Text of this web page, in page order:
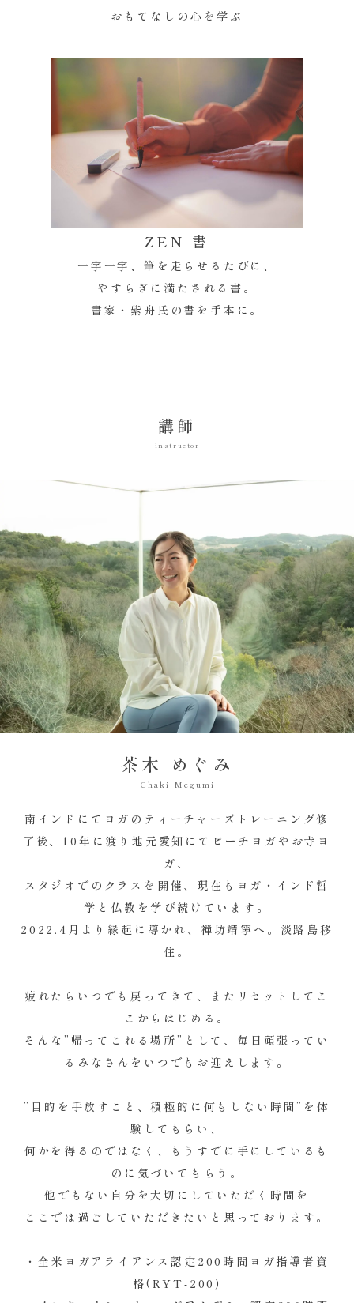
おもてなしの心を学ぶ
ZEN 書
一字一字、筆を走らせるたびに、
やすらぎに満たされる書。
書家・紫舟氏の書を手本に。
講師
instructor
茶木 めぐみ
Chaki Megumi
南インドにてヨガのティーチャーズトレーニング修
了後、 10年に渡り地元愛知にてビーチヨガやお寺ヨ
ガ、
スタジオでのクラスを開催、現在もヨガ・インド哲
学と仏教を学び続けています。
2022.4月より縁起に導かれ、禅坊靖寧へ。淡路島移
住。
疲れたらいつでも戻ってきて、またリセットしてこ
こからはじめる。
そんな”帰ってこれる場所”として、毎日頑張ってい
るみなさんをいつでもお迎えします。
”目的を手放すこと、積極的に何もしない時間”を体
験してもらい、
何かを得るのではなく、もうすでに手にしているも
のに気づいてもらう。
他でもない自分を大切にしていただく時間を
ここでは過ごしていただきたいと思っております。
・全米ヨガアライアンス認定200時間ヨガ指導者資
格(RYT-200)